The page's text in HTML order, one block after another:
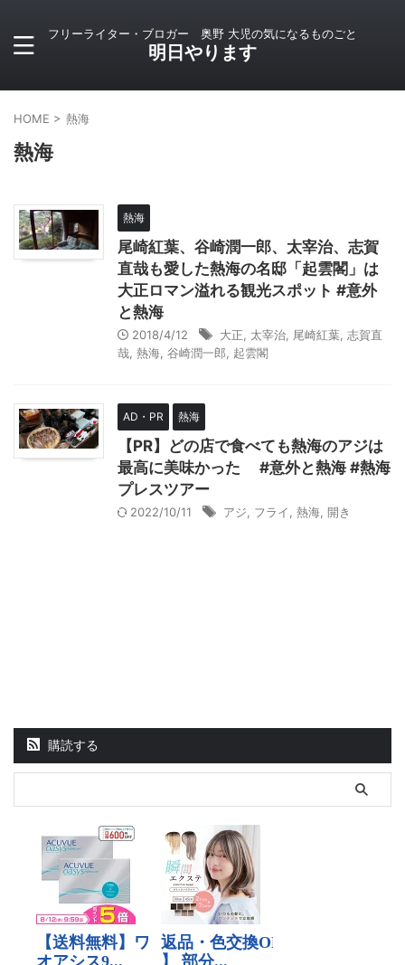
フリーライター・ブロガー 奥野 大児の気になるものごと
明日やります
HOME > 熱海
熱海
熱海
尾崎紅葉、谷崎潤一郎、太宰治、志賀
直哉も愛した熱海の名邸「起雲閣」は
大正ロマン溢れる観光スポット #意外
と熱海
2018/4/12 大正 太宰治 尾崎紅葉 志賀直
哉 熱海 谷崎潤一郎 起雲閣
AD・PR 熱海
【PR】どの店で食べても熱海のアジは
最高に美味かった #意外と熱海 #熱海
プレスツアー
2022/10/11 アジ フライ 熱海 開き
購読する